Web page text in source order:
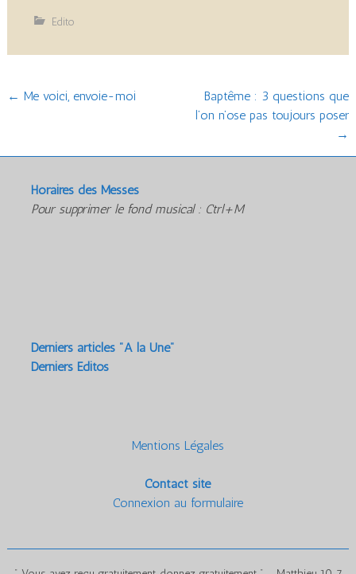
Edito
Post
← Me voici, envoie-moi
Baptême : 3 questions que
l’on n’ose pas toujours poser
→
Horaires des Messes
Pour supprimer le fond musical : Ctrl+M
Derniers articles "A la Une"
Derniers Editos
Mentions Légales
Contact site
Connexion au formulaire